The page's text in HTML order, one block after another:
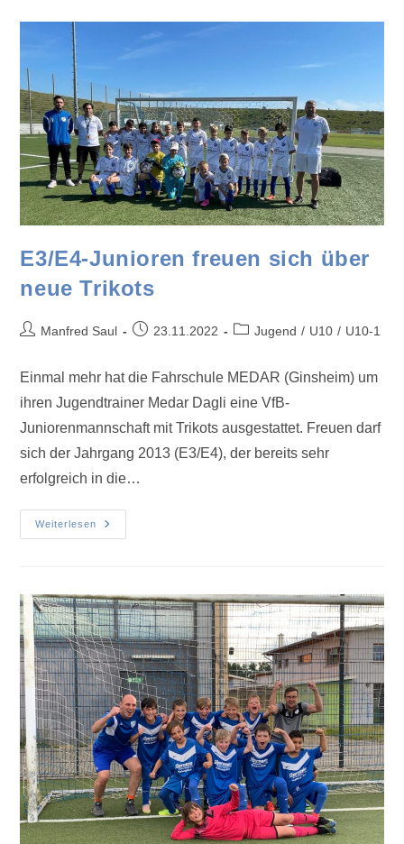
E3/E4-Junioren freuen sich über
neue Trikots
Manfred Saul 23.11.2022 Jugend / U10 / U10-1
Einmal mehr hat die Fahrschule MEDAR (Ginsheim) um
ihren Jugendtrainer Medar Dagli eine VfB-
Juniorenmannschaft mit Trikots ausgestattet. Freuen darf
sich der Jahrgang 2013 (E3/E4), der bereits sehr
erfolgreich in die…
Weiterlesen